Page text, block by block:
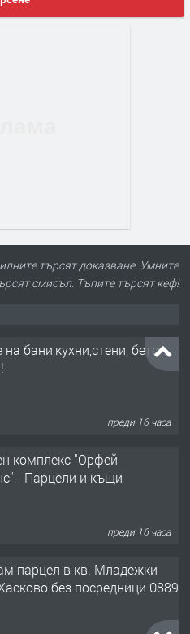
търсят доказване. Умните
смисъл. Тъпите търсят кеф!
на бани,кухни,стени, бетон,
преди 16 часа
комплекс "Орфей
- Парцели и къщи
преди 16 часа
парцел в кв. Младежки
без посредници 0889